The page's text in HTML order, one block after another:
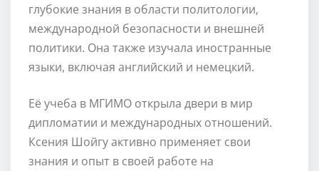
глубокие знания в области политологии,
международной безопасности и внешней
политики. Она также изучала иностранные
языки, включая английский и немецкий.
Её учеба в МГИМО открыла двери в мир
дипломатии и международных отношений.
Ксения Шойгу активно применяет свои
знания и опыт в своей работе на